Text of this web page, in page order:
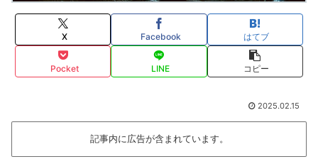
X Facebook はてブ
Pocket LINE コピー
2025.02.15
記事内に広告が含まれています。